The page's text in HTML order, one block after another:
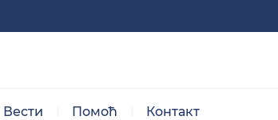
Вести Помоћ Контакт